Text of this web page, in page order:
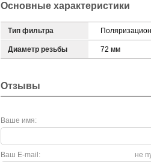
Основные характеристики
Тип фильтра
Диаметр резьбы 72 мм
Отзывы
Ваше имя:
не
Ваш E-mail: